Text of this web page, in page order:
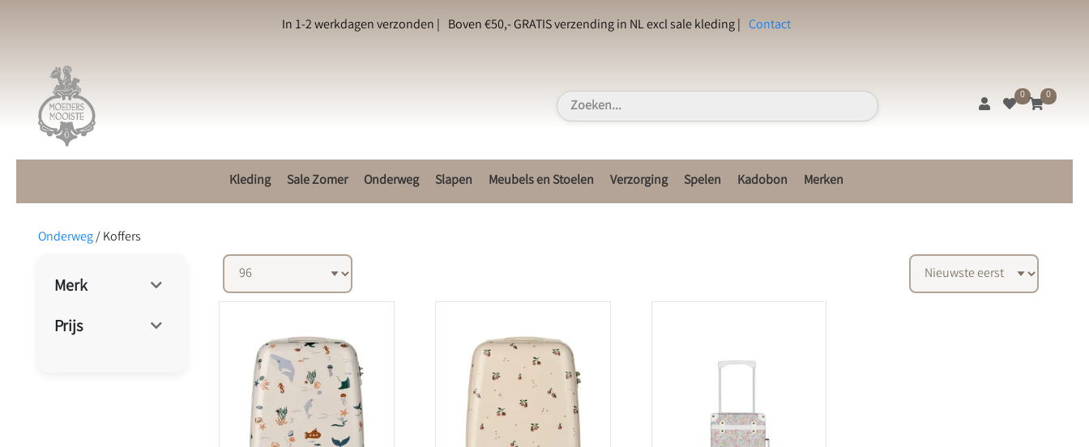
In 1-2 werkdagen verzonden | Boven €50,- GRATIS verzending in NL excl sale kleding | Contact
0 0
Kleding Sale Zomer Onderweg Slapen Meubels en Stoelen Verzorging Spelen Kadobon Merken
Onderweg/Koffers
Merk
Prijs